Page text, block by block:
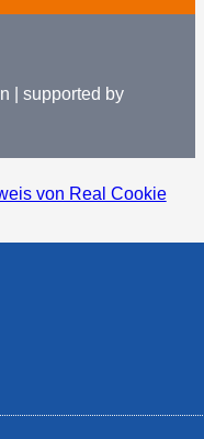
| supported by
von Real Cookie